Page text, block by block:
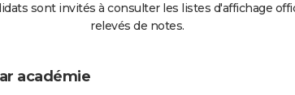
sont invités à consulter les listes d'affichage
relevés de notes.
académie